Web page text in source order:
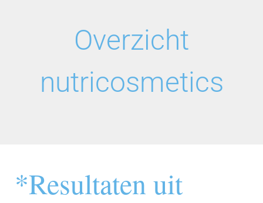
Overzicht
nutricosmetics
*Resultaten uit